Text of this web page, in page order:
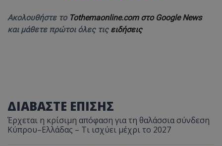
Ακολουθήστε το Tothemaonline.com στο Google News
και μάθετε πρώτοι όλες τις ειδήσεις
ΔΙΑΒΑΣΤΕ ΕΠΙΣΗΣ
Έρχεται η κρίσιμη απόφαση για τη θαλάσσια σύνδεση
Κύπρου–Ελλάδας – Τι ισχύει μέχρι το 2027